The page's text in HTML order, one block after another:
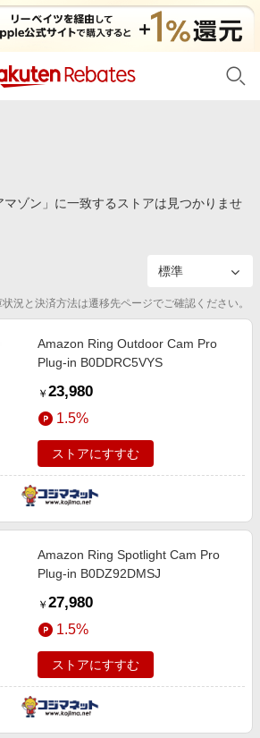
ゴルフ
予約
ス
ード分割払い
ンペーン
員登録
マゾン」に一致するストアは見つかりませ
況と決済方法は遷移先ページでご確認ください。
Amazon Ring Outdoor Cam Pro
Plug-in B0DDRC5VYS
￥ 23,980
1.5%
ストアにすすむ
Amazon Ring Spotlight Cam Pro
Plug-in B0DZ92DMSJ
￥ 27,980
1.5%
ストアにすすむ